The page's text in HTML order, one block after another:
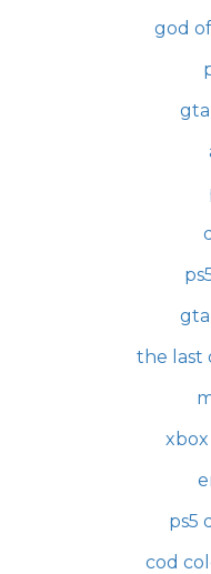
god
the last
xbox
ps5
cod